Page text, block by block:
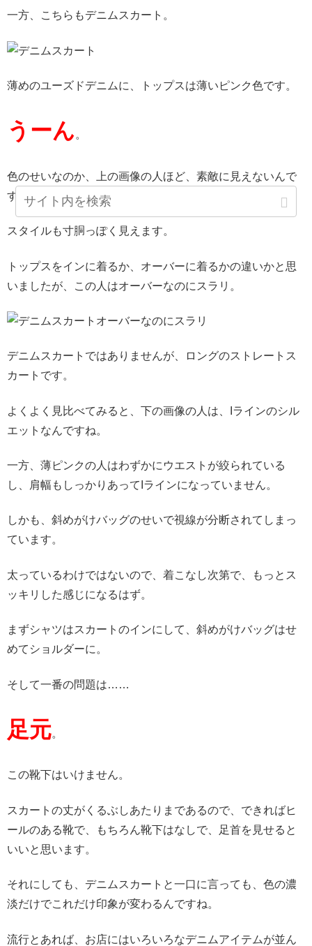
一方、こちらもデニムスカート。
薄めのユーズドデニムに、トップスは薄いピンク色です。
うーん 。
色のせいなのか、上の画像の人ほど、素敵に見えないんで
すよね。
スタイルも寸胴っぽく見えます。
トップスをインに着るか、オーバーに着るかの違いかと思
いましたが、この人はオーバーなのにスラリ。
デニムスカートではありませんが、ロングのストレートス
カートです。
よくよく見比べてみると、下の画像の人は、Iラインのシル
エットなんですね。
一方、薄ピンクの人はわずかにウエストが絞られている
し、肩幅もしっかりあってIラインになっていません。
しかも、斜めがけバッグのせいで視線が分断されてしまっ
ています。
太っているわけではないので、着こなし次第で、もっとス
ッキリした感じになるはず。
まずシャツはスカートのインにして、斜めがけバッグはせ
めてショルダーに。
そして一番の問題は……
足元。
この靴下はいけません。
スカートの丈がくるぶしあたりまであるので、できればヒ
ールのある靴で、もちろん靴下はなしで、足首を見せると
いいと思います。
それにしても、デニムスカートと一口に言っても、色の濃
淡だけでこれだけ印象が変わるんですね。
流行とあれば、お店にはいろいろなデニムアイテムが並ん